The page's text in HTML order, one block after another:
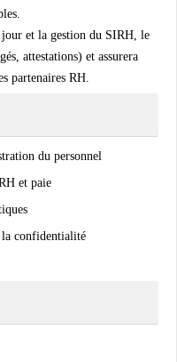
et la gestion du SIRH, le
attestations) et assurera
partenaires RH.
du personnel
et paie
la confidentialité